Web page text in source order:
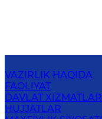
VAZIRLIK HAQIDA
FAOLIYAT
DAVLAT XIZMATLARI
HUJJATLAR